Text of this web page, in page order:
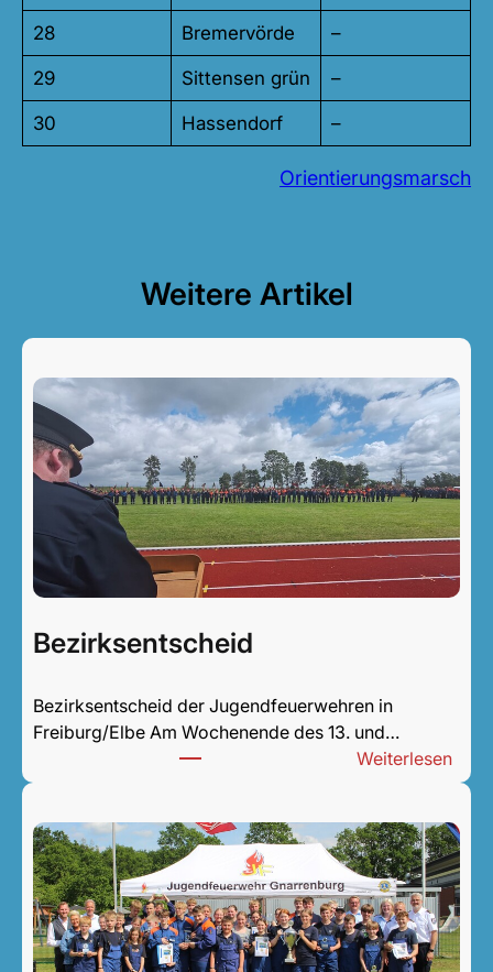
28 Bremervörde –
29 Sittensen grün –
30 Hassendorf –
Orientierungsmarsch
Weitere Artikel
Bezirksentscheid
Bezirksentscheid der Jugendfeuerwehren in
Freiburg/Elbe Am Wochenende des 13. und…
Weiterlesen: